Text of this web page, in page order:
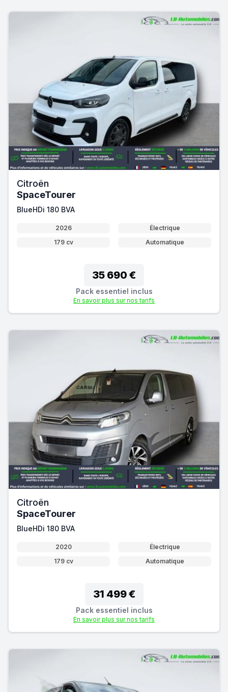
Citroën
SpaceTourer
BlueHDi 180 BVA
2026
Électrique
179 cv
Automatique
35 690 €
Pack essentiel inclus
En savoir plus sur nos tarifs
Citroën
SpaceTourer
BlueHDi 180 BVA
2020
Électrique
179 cv
Automatique
31 499 €
Pack essentiel inclus
En savoir plus sur nos tarifs